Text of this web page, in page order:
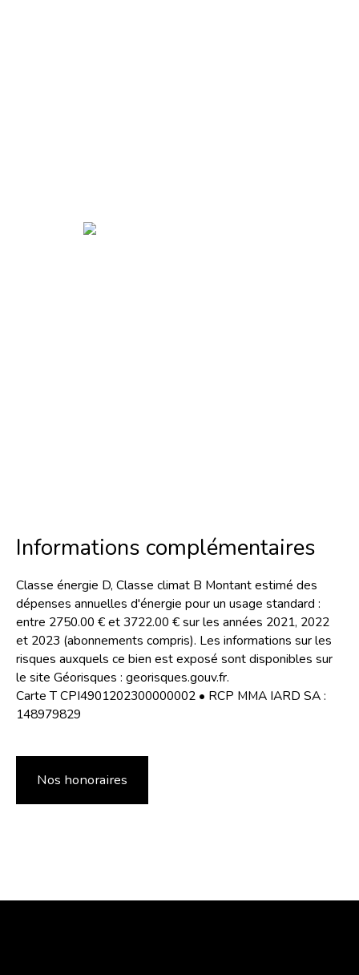
Informations complémentaires
Classe énergie D, Classe climat B Montant estimé des
dépenses annuelles d'énergie pour un usage standard :
entre 2750.00 € et 3722.00 € sur les années 2021, 2022
et 2023 (abonnements compris). Les informations sur les
risques auxquels ce bien est exposé sont disponibles sur
le site Géorisques : georisques.gouv.fr.
Carte T CPI4901202300000002 • RCP MMA IARD SA :
148979829
Nos honoraires